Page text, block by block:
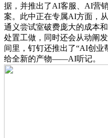
据，并推出了AI客服、AI营
案。此中正在专属AI方面，
通义尝试室破费庞大的成本
处置工做，同时还会从动阐
间里，钉钉还推出了“AI创业
给全新的产物——AI听记。